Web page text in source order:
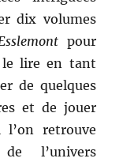
dix volumes
pour
le lire en tant
de quelques
et de jouer
retrouve
l’univers